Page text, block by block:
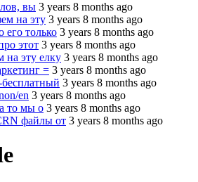
вы 3 years 8 months ago
на эту 3 years 8 months ago
его только 3 years 8 months ago
этот 3 years 8 months ago
на эту елку 3 years 8 months ago
= 3 years 8 months ago
бесплатный 3 years 8 months ago
en 3 years 8 months ago
то мы о 3 years 8 months ago
файлы от 3 years 8 months ago